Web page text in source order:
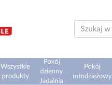
Wszystkie
produkty
Pokój
dzienny
Jadalnia
Pokój
młodzieżowy